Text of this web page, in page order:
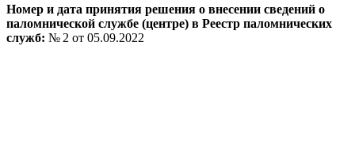
Номер и дата принятия решения о внесении сведений о
паломнической службе (центре) в Реестр паломнических
служб: № 2 от 05.09.2022